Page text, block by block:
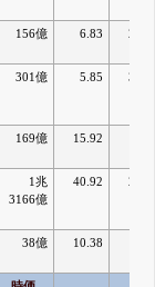
156億 6.83
301億 5.85
169億 15.92
1兆
3166億
40.92
38億 10.38